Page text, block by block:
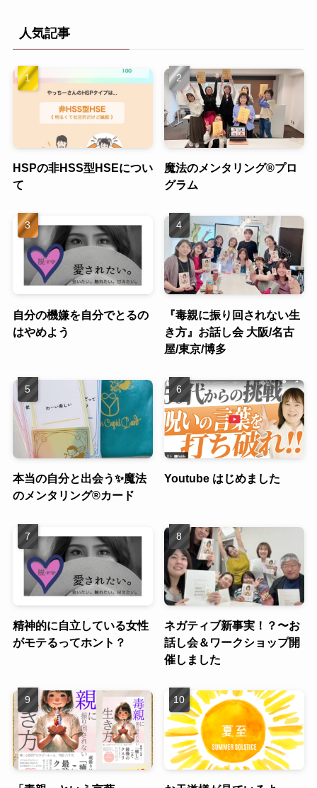
人気記事
HSPの非HSS型HSEについ
て
魔法のメンタリング®︎プロ
グラム
自分の機嫌を自分でとるの
はやめよう
『毒親に振り回されない生
き方』お話し会 大阪/名古
屋/東京/博多
本当の自分と出会う✨魔法
のメンタリング®︎カード
Youtube はじめました
精神的に自立している女性
がモテるってホント？
ネガティブ新事実！？〜お
話し会＆ワークショップ開
催しました